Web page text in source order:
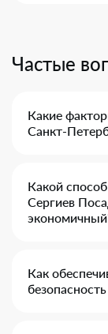
Частые
Какие
Санкт-
Какой
Сергиев
Как